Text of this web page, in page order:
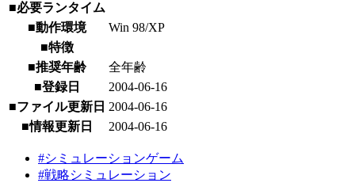
■必要ランタイム
■動作環境
Win 98/XP
■特徴
■推奨年齢
全年齢
■登録日
2004-06-16
■ファイル更新日 2004-06-16
■情報更新日
2004-06-16
#シミュレーションゲーム
#戦略シミュレーション